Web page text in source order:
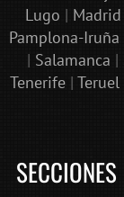
Lugo | Madrid
Pamplona-Iruña
| Salamanca |
Tenerife| Teruel
SECCIONES